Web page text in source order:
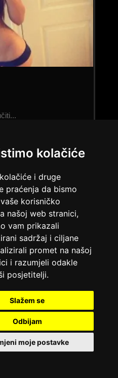
kolačiće
i druge
praćenja da bismo
korisničko
našoj web stranici,
vam prikazali
sadržaj i ciljane
promet na našoj
i razumjeli odakle
posjetitelji.
Slažem se
Odbijam
moje postavke